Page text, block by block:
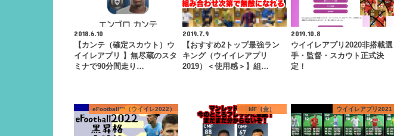
2018.6.10
【カンテ（確定スカウト）ウ
イイレアプリ 】無尽蔵のスタ
ミナで90分間走り…
2019.7.9
【おすすめ2トップ最強ラン
キング（ウイイレアプリ
2019）＜使用感＞】組…
2019.10.8
ウイイレアプリ2020非搭載選
手・監督・スカウト正式決
定！
eFootball™（ウイイレ2022） MF（金） ウイイレアプリ2021